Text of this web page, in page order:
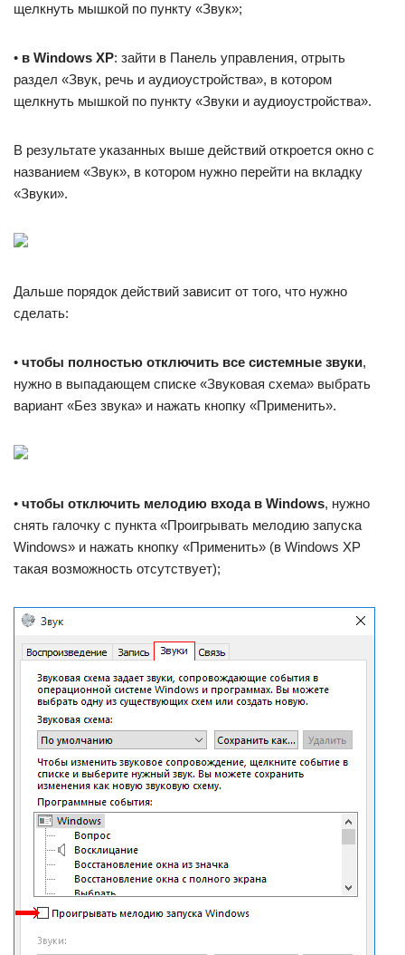
щелкнуть мышкой по пункту «Звук»;
• в Windows XP: зайти в Панель управления, отрыть
раздел «Звук, речь и аудиоустройства», в котором
щелкнуть мышкой по пункту «Звуки и аудиоустройства».
В результате указанных выше действий откроется окно с
названием «Звук», в котором нужно перейти на вкладку
«Звуки».
Дальше порядок действий зависит от того, что нужно
сделать:
• чтобы полностью отключить все системные звуки,
нужно в выпадающем списке «Звуковая схема» выбрать
вариант «Без звука» и нажать кнопку «Применить».
• чтобы отключить мелодию входа в Windows, нужно
снять галочку с пункта «Проигрывать мелодию запуска
Windows» и нажать кнопку «Применить» (в Windows XP
такая возможность отсутствует);